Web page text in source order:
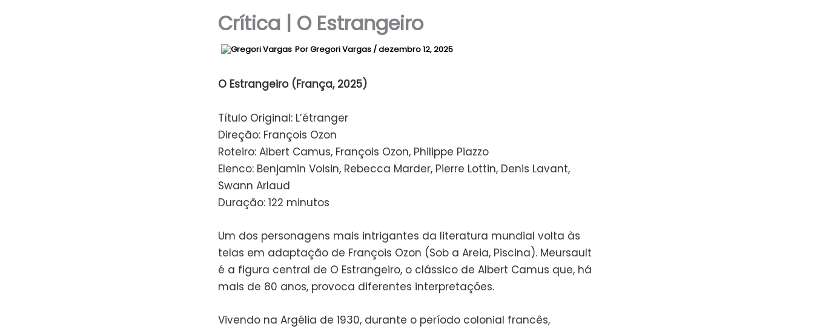
Crítica | O Estrangeiro
PorGregori Vargas /dezembro 12, 2025
O Estrangeiro (França, 2025)
Título Original: L’étranger
Direção: François Ozon
Roteiro: Albert Camus, François Ozon, Philippe Piazzo
Elenco: Benjamin Voisin, Rebecca Marder, Pierre Lottin, Denis Lavant,
Swann Arlaud
Duração: 122 minutos
Um dos personagens mais intrigantes da literatura mundial volta às
telas em adaptação de François Ozon (Sob a Areia, Piscina). Meursault
é a figura central de O Estrangeiro, o clássico de Albert Camus que, há
mais de 80 anos, provoca diferentes interpretações.
Vivendo na Argélia de 1930, durante o período colonial francês,